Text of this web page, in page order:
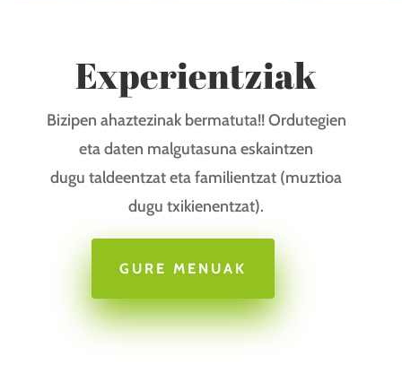
Experientziak
Bizipen ahaztezinak bermatuta!! Ordutegien
eta daten malgutasuna eskaintzen
dugu taldeentzat eta familientzat (muztioa
dugu txikienentzat).
GURE MENUAK